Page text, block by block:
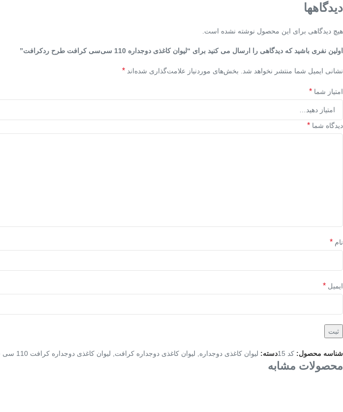
دیدگاهها
هیچ دیدگاهی برای این محصول نوشته نشده است.
اولین نفری باشید که دیدگاهی را ارسال می کنید برای “لیوان کاغذی دوجداره 110 سی‌سی کرافت طرح ردکرافت”
نشانی ایمیل شما منتشر نخواهد شد. بخش‌های موردنیاز علامت‌گذاری شده‌اند *
امتیاز شما *
دیدگاه شما *
نام *
ایمیل *
شناسه محصول: کد 15 دسته: لیوان کاغذی دوجداره لیوان کاغذی دوجداره کرافت لیوان کاغذی دوجداره کرافت 110 سی سی
محصولات مشابه